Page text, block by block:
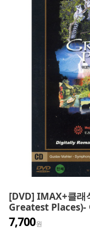
[DVD] IMAX+클래
Greatest Places)-
7,700원